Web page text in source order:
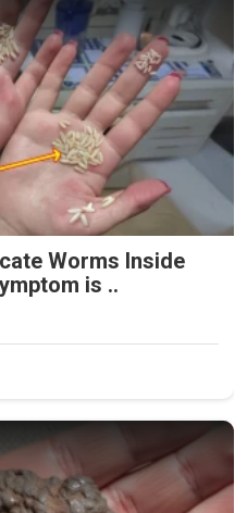
Worms Inside
is ..